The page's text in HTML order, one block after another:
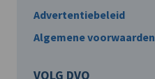
Advertentiebeleid
Algemene voorwaarden
VOLG DVO